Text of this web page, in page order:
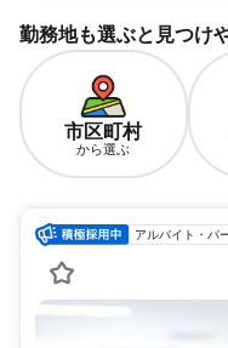
勤務地も選ぶと見つけ
市区町村
から選ぶ
アルバイト・パ